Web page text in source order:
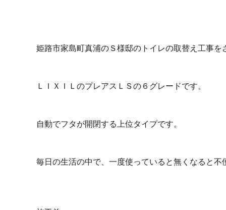
姫路市家島町真浦のＳ様邸のトイレの取替え工事を
ＬＩＸＩＬのプレアスＬＳの６グレードです。
自動でフタが開閉する上位タイプです。
毎日の生活の中で、一度使っていると無くなると不